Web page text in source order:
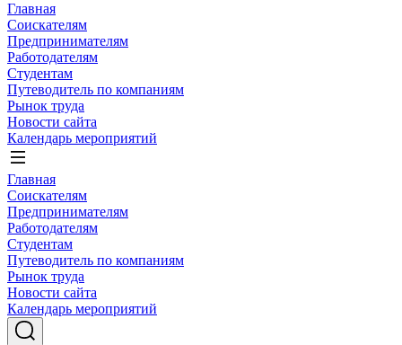
Главная
Соискателям
Предпринимателям
Работодателям
Студентам
Путеводитель по компаниям
Рынок труда
Новости сайта
Календарь мероприятий
Главная
Соискателям
Предпринимателям
Работодателям
Студентам
Путеводитель по компаниям
Рынок труда
Новости сайта
Календарь мероприятий